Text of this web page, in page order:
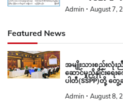
Admin August 7,
Featured News
အမျိုးသားစည်းလုံးညီ
ဆောင်မှုညှိနှိုင်းရေး
ပါတီ(SSPP)တို့ တွေ့
Admin August 8,